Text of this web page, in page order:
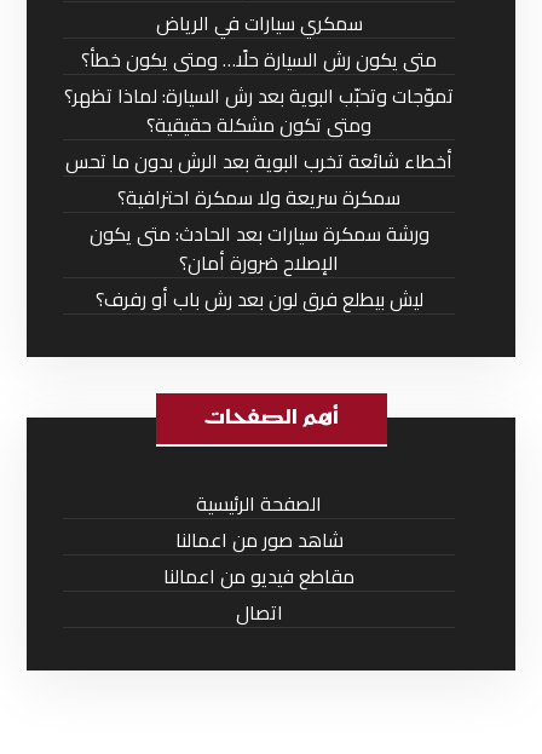
سمكري سيارات في الرياض
متى يكون رش السيارة حلًا… ومتى يكون خطأ؟
تموّجات وتحبّب البوية بعد رش السيارة: لماذا تظهر؟
ومتى تكون مشكلة حقيقية؟
أخطاء شائعة تخرب البوية بعد الرش بدون ما تحس
سمكرة سريعة ولا سمكرة احترافية؟
ورشة سمكرة سيارات بعد الحادث: متى يكون
الإصلاح ضرورة أمان؟
ليش بيطلع فرق لون بعد رش باب أو رفرف؟
أهم الصفحات
الصفحة الرئيسية
شاهد صور من اعمالنا
مقاطع فيديو من اعمالنا
اتصال